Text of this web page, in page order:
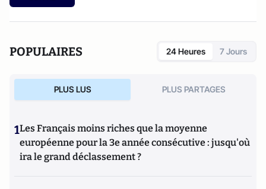
POPULAIRES 24 Heures 7 Jours
PLUS LUS PLUS PARTAGES
1Les Français moins riches que la moyenne
européenne pour la 3e année consécutive : jusqu'où
ira le grand déclassement ?